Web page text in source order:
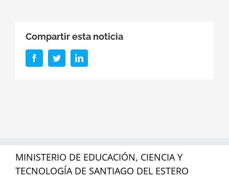
Compartir esta noticia
FacebookTwitterLinkedIn
MINISTERIO DE EDUCACIÓN, CIENCIA Y
TECNOLOGÍA DE SANTIAGO DEL ESTERO